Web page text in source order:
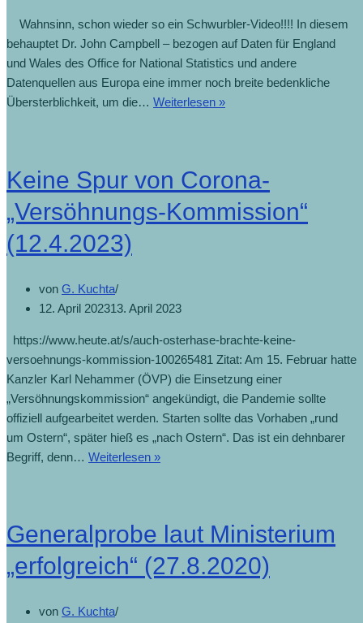
Wahnsinn, schon wieder so ein Schwurbler-Video!!!! In diesem
behauptet Dr. John Campbell – bezogen auf Daten für England
und Wales des Office for National Statistics und andere
Datenquellen aus Europa eine immer noch breite bedenkliche
Übersterblichkeit, um die… Weiterlesen »
Keine Spur von Corona-
„Versöhnungs-Kommission“
(12.4.2023)
von G. Kuchta
12. April 202313. April 2023
https://www.heute.at/s/auch-osterhase-brachte-keine-
versoehnungs-kommission-100265481 Zitat: Am 15. Februar hatte
Kanzler Karl Nehammer (ÖVP) die Einsetzung einer
„Versöhnungskommission“ angekündigt, die Pandemie sollte
offiziell aufgearbeitet werden. Starten sollte das Vorhaben „rund
um Ostern“, später hieß es „nach Ostern“. Das ist ein dehnbarer
Begriff, denn… Weiterlesen »
Generalprobe laut Ministerium
„erfolgreich“ (27.8.2020)
von G. Kuchta